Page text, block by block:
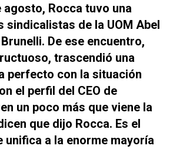
agosto, Rocca tuvo una
sindicalistas de la UOM Abel
De ese encuentro,
trascendió una
perfecto con la situación
el perfil del CEO de
un poco más que viene la
que dijo Rocca. Es el
unifica a la enorme mayoría